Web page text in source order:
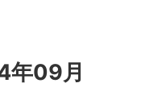
年09月